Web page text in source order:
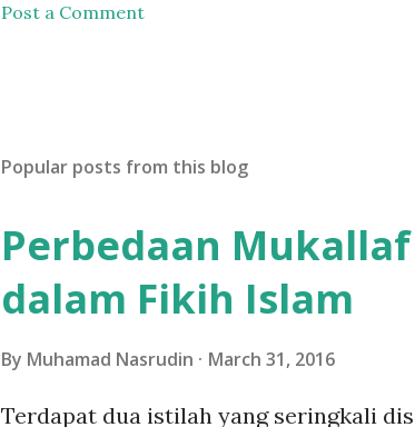
Post a Comment
Popular posts from this blog
Perbedaan
dalam Fikih Islam
By Muhamad Nasrudin March 31, 2016
Terdapat dua istilah yang seringkali